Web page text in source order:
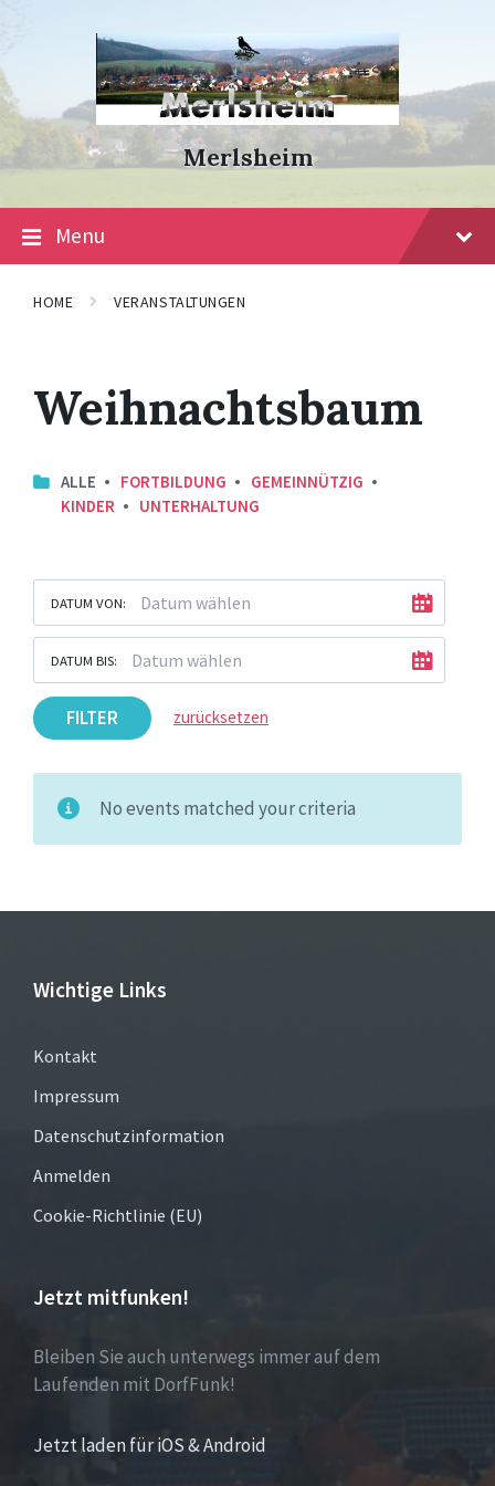
navigation
Merlsheim
Menu
HOME VERANSTALTUNGEN
Weihnachtsbaum
ALLE FORTBILDUNG
GEMEINNÜTZIG
KINDER
UNTERHALTUNG
DATUM VON:
DATUM BIS:
FILTER zurücksetzen
No events matched your criteria
Wichtige Links
Kontakt
Impressum
Datenschutzinformation
Anmelden
Cookie-Richtlinie (EU)
Jetzt mitfunken!
Bleiben Sie auch unterwegs immer auf dem
Laufenden mit DorfFunk!
Jetzt laden für iOS & Android